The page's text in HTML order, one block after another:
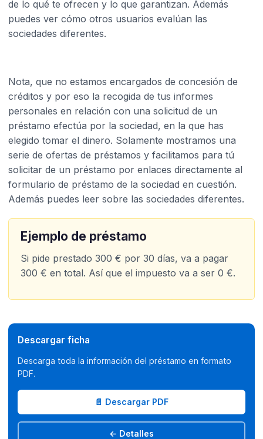
de lo qué te ofrecen y lo que garantizan. Además
puedes ver cómo otros usuarios evalúan las
sociedades diferentes.
Nota, que no estamos encargados de concesión de
créditos y por eso la recogida de tus informes
personales en relación con una solicitud de un
préstamo efectúa por la sociedad, en la que has
elegido tomar el dinero. Solamente mostramos una
serie de ofertas de préstamos y facilitamos para tú
solicitar de un préstamo por enlaces directamente al
formulario de préstamo de la sociedad en cuestión.
Además puedes leer sobre las sociedades diferentes.
Ejemplo de préstamo
Si pide prestado 300 € por 30 días, va a pagar
300 € en total. Así que el impuesto va a ser 0 €.​
Descargar ficha
Descarga toda la información del préstamo en formato
PDF.
📄 Descargar PDF
← Detalles